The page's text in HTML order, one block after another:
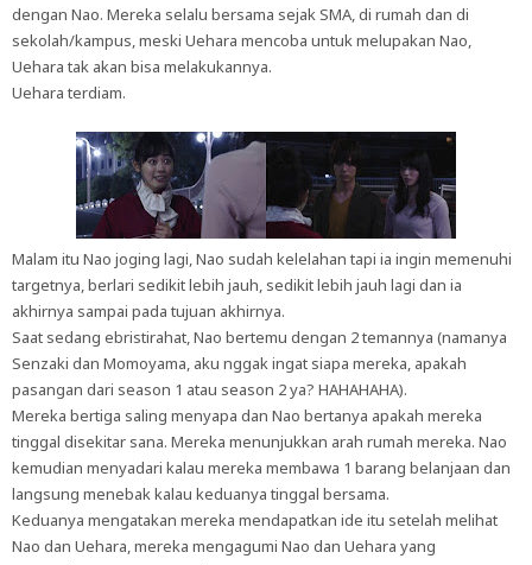
dengan Nao. Mereka selalu bersama sejak SMA, di rumah dan di
sekolah/kampus, meski Uehara mencoba untuk melupakan Nao,
Uehara tak akan bisa melakukannya.
Uehara terdiam.
Malam itu Nao joging lagi, Nao sudah kelelahan tapi ia ingin memenuhi
targetnya, berlari sedikit lebih jauh, sedikit lebih jauh lagi dan ia
akhirnya sampai pada tujuan akhirnya.
Saat sedang ebristirahat, Nao bertemu dengan 2 temannya (namanya
Senzaki dan Momoyama, aku nggak ingat siapa mereka, apakah
pasangan dari season 1 atau season 2 ya? HAHAHAHA).
Mereka bertiga saling menyapa dan Nao bertanya apakah mereka
tinggal disekitar sana. Mereka menunjukkan arah rumah mereka. Nao
kemudian menyadari kalau mereka membawa 1 barang belanjaan dan
langsung menebak kalau keduanya tinggal bersama.
Keduanya mengatakan mereka mendapatkan ide itu setelah melihat
Nao dan Uehara, mereka mengagumi Nao dan Uehara yang